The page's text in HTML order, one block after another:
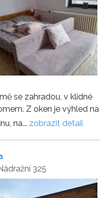
se zahradou, v klidné
Z oken je výhled na
na... zobrazit detail
325